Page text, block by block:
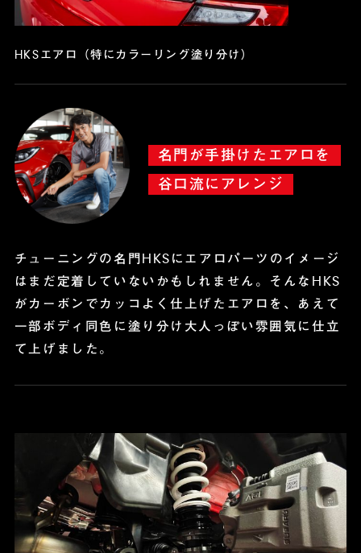
HKSエアロ（特にカラーリング塗り分け）
名門が手掛けたエアロを
谷口流にアレンジ
チューニングの名門HKSにエアロパーツのイメージ
はまだ定着していないかもしれません。 そんなHKS
がカーボンでカッコよく仕上げたエアロを、あえて
一部ボディ同色に塗り分け大人っぽい雰囲気に仕立
て上げました。